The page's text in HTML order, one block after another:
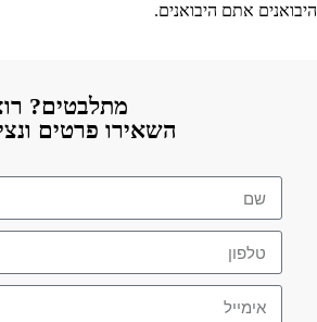
היבואנים אתם היבואנים.
מתלבטים?
השאירו פרטים